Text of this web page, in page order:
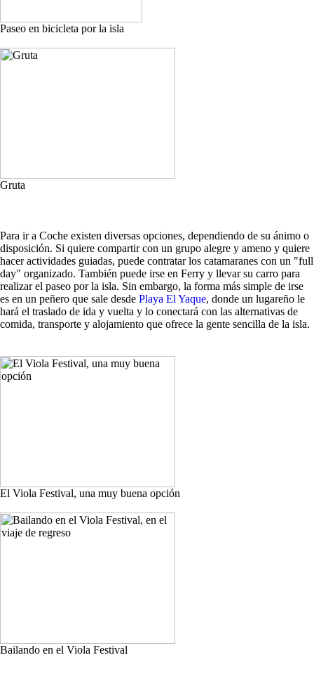
Paseo en bicicleta por la isla
Gruta
Para ir a Coche existen diversas opciones, dependiendo de su ánimo o
disposición. Si quiere compartir con un grupo alegre y ameno y quiere
hacer actividades guiadas, puede contratar los catamaranes con un "full
day" organizado. También puede irse en Ferry y llevar su carro para
realizar el paseo por la isla. Sin embargo, la forma más simple de irse
es en un peñero que sale desde Playa El Yaque, donde un lugareño le
hará el traslado de ida y vuelta y lo conectará con las alternativas de
comida, transporte y alojamiento que ofrece la gente sencilla de la isla.
El Viola Festival, una muy buena opción
Bailando en el Viola Festival